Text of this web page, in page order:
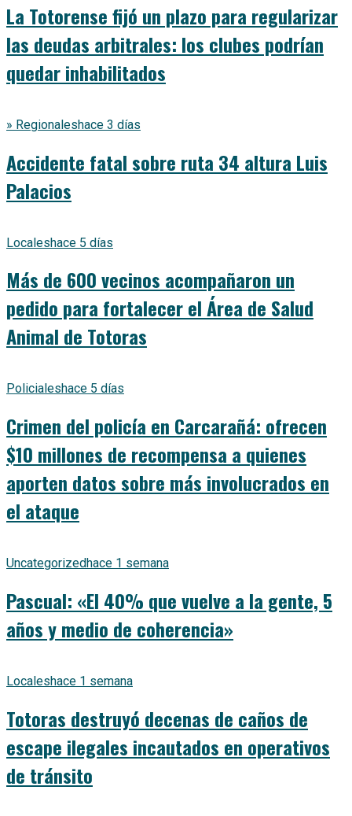
La Totorense fijó un plazo para regularizar
las deudas arbitrales: los clubes podrían
quedar inhabilitados
» Regionaleshace 3 días
Accidente fatal sobre ruta 34 altura Luis
Palacios
Localeshace 5 días
Más de 600 vecinos acompañaron un
pedido para fortalecer el Área de Salud
Animal de Totoras
Policialeshace 5 días
Crimen del policía en Carcarañá: ofrecen
$10 millones de recompensa a quienes
aporten datos sobre más involucrados en
el ataque
Uncategorized hace 1 semana
Pascual: «El 40% que vuelve a la gente, 5
años y medio de coherencia»
Localeshace 1 semana
Totoras destruyó decenas de caños de
escape ilegales incautados en operativos
de tránsito